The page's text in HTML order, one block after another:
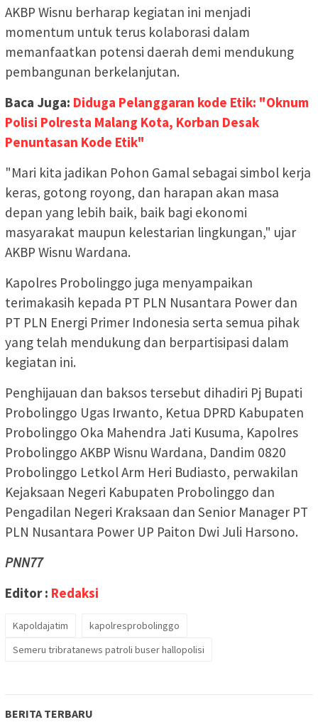
AKBP Wisnu berharap kegiatan ini menjadi
momentum untuk terus kolaborasi dalam
memanfaatkan potensi daerah demi mendukung
pembangunan berkelanjutan.
Baca Juga: Diduga Pelanggaran kode Etik: "Oknum
Polisi Polresta Malang Kota, Korban Desak
Penuntasan Kode Etik"
"Mari kita jadikan Pohon Gamal sebagai simbol kerja
keras, gotong royong, dan harapan akan masa
depan yang lebih baik, baik bagi ekonomi
masyarakat maupun kelestarian lingkungan," ujar
AKBP Wisnu Wardana.
Kapolres Probolinggo juga menyampaikan
terimakasih kepada PT PLN Nusantara Power dan
PT PLN Energi Primer Indonesia serta semua pihak
yang telah mendukung dan berpartisipasi dalam
kegiatan ini.
Penghijauan dan baksos tersebut dihadiri Pj Bupati
Probolinggo Ugas Irwanto, Ketua DPRD Kabupaten
Probolinggo Oka Mahendra Jati Kusuma, Kapolres
Probolinggo AKBP Wisnu Wardana, Dandim 0820
Probolinggo Letkol Arm Heri Budiasto, perwakilan
Kejaksaan Negeri Kabupaten Probolinggo dan
Pengadilan Negeri Kraksaan dan Senior Manager PT
PLN Nusantara Power UP Paiton Dwi Juli Harsono.
PNN77
Editor : Redaksi
Kapoldajatim
kapolresprobolinggo
Semeru tribratanews patroli buser hallopolisi
BERITA TERBARU